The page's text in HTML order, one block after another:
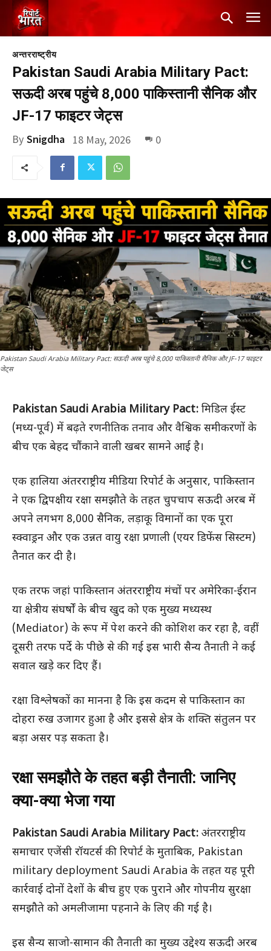
अन्तरराष्ट्रीय
Pakistan Saudi Arabia Military Pact:
सऊदी अरब पहुंचे 8,000 पाकिस्तानी सैनिक और
JF-17 फाइटर जेट्स
By Snigdha 18 May, 2026 0
Pakistan Saudi Arabia Military Pact: सऊदी अरब पहुंचे 8,000 पाकिस्तानी सैनिक और JF-17 फाइटर
जेट्स
Pakistan Saudi Arabia Military Pact: मिडिल ईस्ट
(मध्य-पूर्व) में बढ़ते रणनीतिक तनाव और वैश्विक समीकरणों के
बीच एक बेहद चौंकाने वाली खबर सामने आई है।
एक हालिया अंतरराष्ट्रीय मीडिया रिपोर्ट के अनुसार, पाकिस्तान
ने एक द्विपक्षीय रक्षा समझौते के तहत चुपचाप सऊदी अरब में
अपने लगभग 8,000 सैनिक, लड़ाकू विमानों का एक पूरा
स्क्वाड्रन और एक उन्नत वायु रक्षा प्रणाली (एयर डिफेंस सिस्टम)
तैनात कर दी है।
एक तरफ जहां पाकिस्तान अंतरराष्ट्रीय मंचों पर अमेरिका-ईरान
या क्षेत्रीय संघर्षों के बीच खुद को एक मुख्य मध्यस्थ
(Mediator) के रूप में पेश करने की कोशिश कर रहा है, वहीं
दूसरी तरफ पर्दे के पीछे से की गई इस भारी सैन्य तैनाती ने कई
सवाल खड़े कर दिए हैं।
रक्षा विश्लेषकों का मानना है कि इस कदम से पाकिस्तान का
दोहरा रुख उजागर हुआ है और इससे क्षेत्र के शक्ति संतुलन पर
बड़ा असर पड़ सकता है।
रक्षा समझौते के तहत बड़ी तैनाती: जानिए
क्या-क्या भेजा गया
Pakistan Saudi Arabia Military Pact: अंतरराष्ट्रीय
समाचार एजेंसी रॉयटर्स की रिपोर्ट के मुताबिक, Pakistan
military deployment Saudi Arabia के तहत यह पूरी
कार्रवाई दोनों देशों के बीच हुए एक पुराने और गोपनीय सुरक्षा
समझौते को अमलीजामा पहनाने के लिए की गई है।
इस सैन्य साजो-सामान की तैनाती का मुख्य उद्देश्य सऊदी अरब